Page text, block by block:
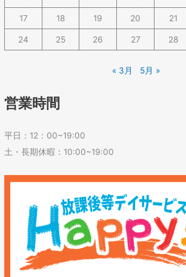
17 18 19 20 21
24 25 26 27 28
« 3月 5月 »
営業時間
平日：12：00~19:00
土・長期休暇：10:00~19:00